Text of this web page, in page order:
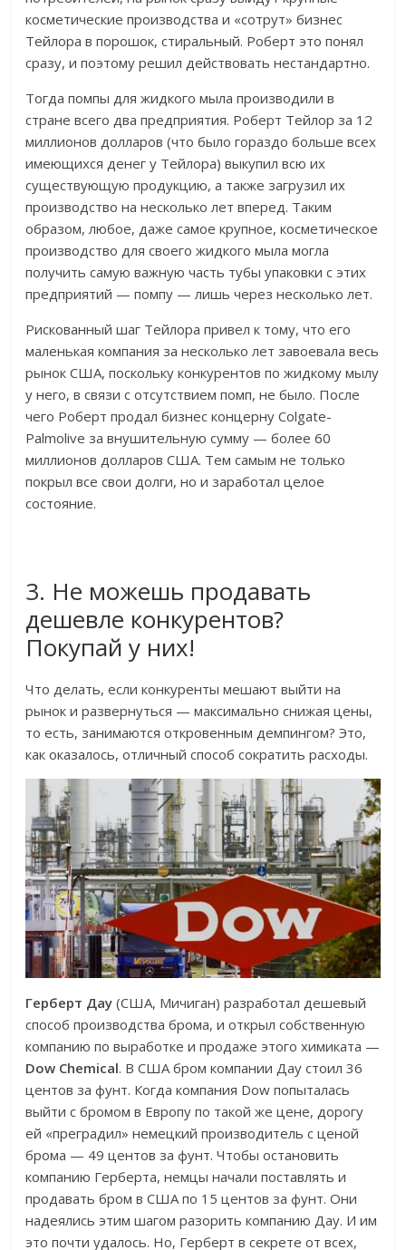
косметические производства и «сотрут» бизнес
Тейлора в порошок, стиральный. Роберт это понял
сразу, и поэтому решил действовать нестандартно.
Тогда помпы для жидкого мыла производили в
стране всего два предприятия. Роберт Тейлор за 12
миллионов долларов (что было гораздо больше всех
имеющихся денег у Тейлора) выкупил всю их
существующую продукцию, а также загрузил их
производство на несколько лет вперед. Таким
образом, любое, даже самое крупное, косметическое
производство для своего жидкого мыла могла
получить самую важную часть тубы упаковки с этих
предприятий — помпу — лишь через несколько лет.
Рискованный шаг Тейлора привел к тому, что его
маленькая компания за несколько лет завоевала весь
рынок США, поскольку конкурентов по жидкому мылу
у него, в связи с отсутствием помп, не было. После
чего Роберт продал бизнес концерну Colgate-
Palmolive за внушительную сумму — более 60
миллионов долларов США. Тем самым не только
покрыл все свои долги, но и заработал целое
состояние.
3. Не можешь продавать
дешевле конкурентов?
Покупай у них!
Что делать, если конкуренты мешают выйти на
рынок и развернуться — максимально снижая цены,
то есть, занимаются откровенным демпингом? Это,
как оказалось, отличный способ сократить расходы.
Герберт Дау (США, Мичиган) разработал дешевый
способ производства брома, и открыл собственную
компанию по выработке и продаже этого химиката —
Dow Chemical. В США бром компании Дау стоил 36
центов за фунт. Когда компания Dow попыталась
выйти с бромом в Европу по такой же цене, дорогу
ей «преградил» немецкий производитель с ценой
брома — 49 центов за фунт. Чтобы остановить
компанию Герберта, немцы начали поставлять и
продавать бром в США по 15 центов за фунт. Они
надеялись этим шагом разорить компанию Дау. И им
это почти удалось. Но, Герберт в секрете от всех,